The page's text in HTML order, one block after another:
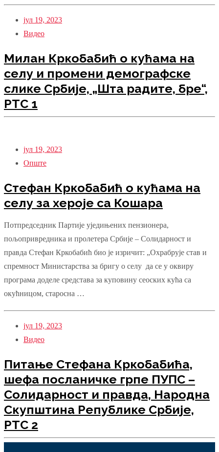
јул 19, 2023
Видео
Милан Кркобабић о кућама на
селу и промени демографске
слике Србије, „Шта радите, бре“,
РТС 1
јул 19, 2023
Опште
Стефан Кркобабић о кућама на
селу за хероје са Кошара
Потпредседник Партије уједињених пензионера,
пољопривредника и пролетера Србије – Солидарност и
правда Стефан Кркобабић био је изричит: „Охрабрује став и
спремност Министарства за бригу о селу да се у оквиру
програма доделе средстава за куповину сеоских кућа са
окућницом, старосна …
јул 19, 2023
Видео
Питање Стефана Кркобабића,
шефа посланичке грпе ПУПС –
Солидарност и правда, Народна
Скупштина Републике Србије,
РТС 2